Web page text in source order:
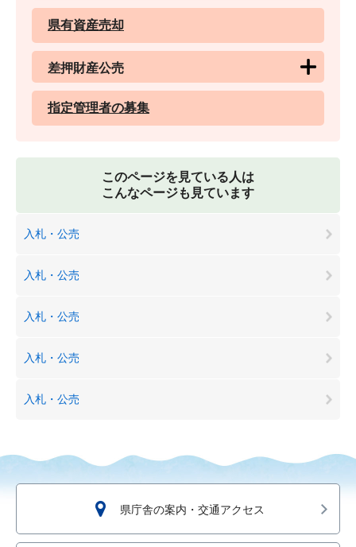
県有資産売却
差押財産公売
指定管理者の募集
このページを見ている人は
こんなページも見ています
入札・公売
入札・公売
入札・公売
入札・公売
入札・公売
県庁舎の案内・交通アクセス